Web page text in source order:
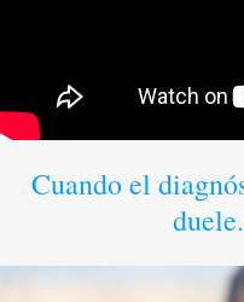
Cuando el